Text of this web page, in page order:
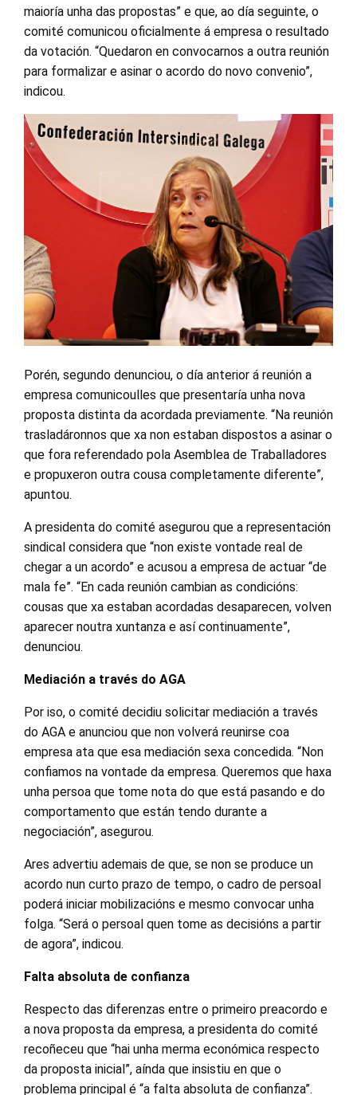
maioría unha das propostas” e que, ao día seguinte, o
comité comunicou oficialmente á empresa o resultado
da votación. “Quedaron en convocarnos a outra reunión
para formalizar e asinar o acordo do novo convenio”,
indicou.
Porén, segundo denunciou, o día anterior á reunión a
empresa comunicoulles que presentaría unha nova
proposta distinta da acordada previamente. “Na reunión
trasladáronnos que xa non estaban dispostos a asinar o
que fora referendado pola Asemblea de Traballadores
e propuxeron outra cousa completamente diferente”,
apuntou.
A presidenta do comité asegurou que a representación
sindical considera que “non existe vontade real de
chegar a un acordo” e acusou a empresa de actuar “de
mala fe”. “En cada reunión cambian as condicións:
cousas que xa estaban acordadas desaparecen, volven
aparecer noutra xuntanza e así continuamente”,
denunciou.
Mediación a través do AGA
Por iso, o comité decidiu solicitar mediación a través
do AGA e anunciou que non volverá reunirse coa
empresa ata que esa mediación sexa concedida. “Non
confiamos na vontade da empresa. Queremos que haxa
unha persoa que tome nota do que está pasando e do
comportamento que están tendo durante a
negociación”, asegurou.
Ares advertiu ademais de que, se non se produce un
acordo nun curto prazo de tempo, o cadro de persoal
poderá iniciar mobilizacións e mesmo convocar unha
folga. “Será o persoal quen tome as decisións a partir
de agora”, indicou.
Falta absoluta de confianza
Respecto das diferenzas entre o primeiro preacordo e
a nova proposta da empresa, a presidenta do comité
recoñeceu que “hai unha merma económica respecto
da proposta inicial”, aínda que insistiu en que o
problema principal é “a falta absoluta de confianza”.